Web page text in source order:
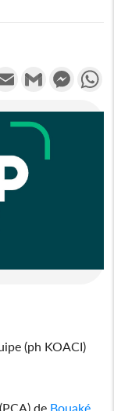
Email Gmail
(ph KOACI)
de Bouaké